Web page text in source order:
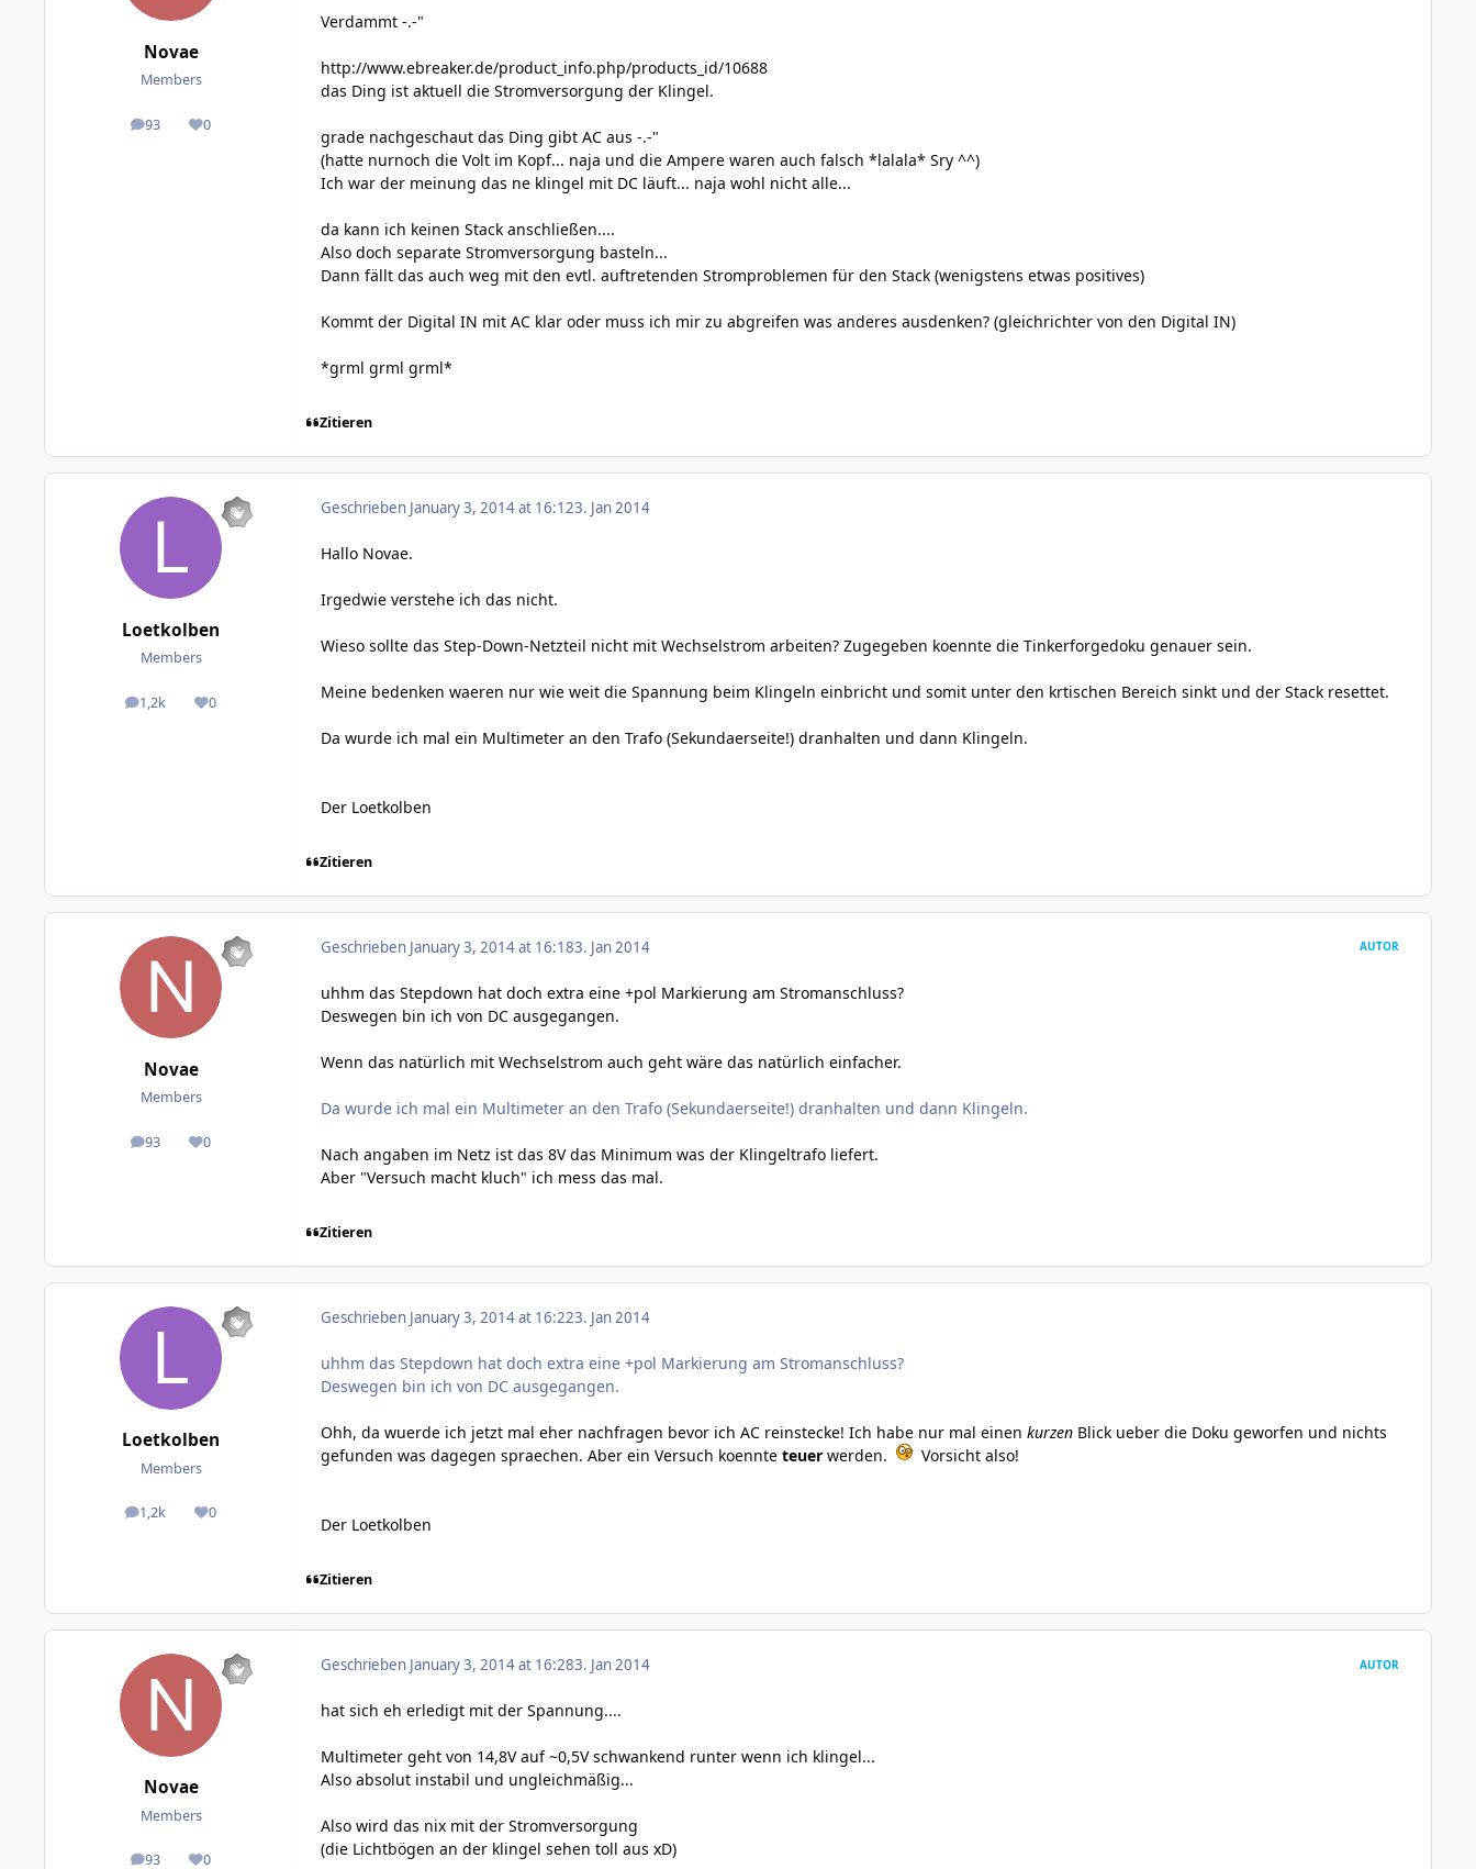
Novae
Members
93
posts 0
Reputation
Verdammt -.-"
http://www.ebreaker.de/product_info.php/products_id/10688
das Ding ist aktuell die Stromversorgung der Klingel.
grade nachgeschaut das Ding gibt AC aus -.-"
(hatte nurnoch die Volt im Kopf... naja und die Ampere waren auch falsch *lalala* Sry ^^)
Ich war der meinung das ne klingel mit DC läuft... naja wohl nicht alle...
da kann ich keinen Stack anschließen....
Also doch separate Stromversorgung basteln...
Dann fällt das auch weg mit den evtl. auftretenden Stromproblemen für den Stack (wenigstens etwas positives)
Kommt der Digital IN mit AC klar oder muss ich mir zu abgreifen was anderes ausdenken? (gleichrichter von den Digital IN)
*grml grml grml*
Zitieren
Loetkolben
Members
1,2k
posts 0
Reputation
Geschrieben January 3, 2014 at 16:123. Jan 2014
Hallo Novae.
Irgedwie verstehe ich das nicht.
Wieso sollte das Step-Down-Netzteil nicht mit Wechselstrom arbeiten? Zugegeben koennte die Tinkerforgedoku genauer sein.
Meine bedenken waeren nur wie weit die Spannung beim Klingeln einbricht und somit unter den krtischen Bereich sinkt und der Stack resettet.
Da wurde ich mal ein Multimeter an den Trafo (Sekundaerseite!) dranhalten und dann Klingeln.
Der Loetkolben
Zitieren
Novae
Members
93
posts 0
Reputation
Geschrieben January 3, 2014 at 16:183. Jan 2014 AUTOR
uhhm das Stepdown hat doch extra eine +pol Markierung am Stromanschluss?
Deswegen bin ich von DC ausgegangen.
Wenn das natürlich mit Wechselstrom auch geht wäre das natürlich einfacher.
Da wurde ich mal ein Multimeter an den Trafo (Sekundaerseite!) dranhalten und dann Klingeln.
Nach angaben im Netz ist das 8V das Minimum was der Klingeltrafo liefert.
Aber "Versuch macht kluch" ich mess das mal.
Zitieren
Loetkolben
Members
1,2k
posts 0
Reputation
Geschrieben January 3, 2014 at 16:223. Jan 2014
uhhm das Stepdown hat doch extra eine +pol Markierung am Stromanschluss?
Deswegen bin ich von DC ausgegangen.
Ohh, da wuerde ich jetzt mal eher nachfragen bevor ich AC reinstecke! Ich habe nur mal einen kurzen Blick ueber die Doku geworfen und nichts
gefunden was dagegen spraechen. Aber ein Versuch koennte teuer werden. Vorsicht also!
Der Loetkolben
Zitieren
Novae
Members
93
posts 0
Reputation
Geschrieben January 3, 2014 at 16:283. Jan 2014 AUTOR
hat sich eh erledigt mit der Spannung....
Multimeter geht von 14,8V auf ~0,5V schwankend runter wenn ich klingel...
Also absolut instabil und ungleichmäßig...
Also wird das nix mit der Stromversorgung
(die Lichtbögen an der klingel sehen toll aus xD)